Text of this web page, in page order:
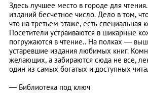
Здесь лучшее место в городе для
изданий бесчетное число. Дело в том,
что на третьем этаже, есть специальная
Посетители устраиваются в шикарные
погружаются в чтение.. На полках —
устаревшие издания любимых книг.
желающих, а забираются сюда не все,
один из самых богатых и доступных
— Библиотека под ключ